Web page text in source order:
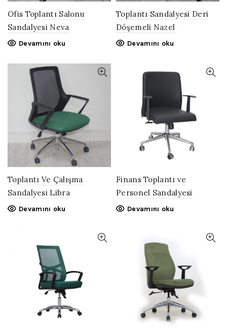
Ofis Toplantı Salonu
Sandalyesi Neva
Devamını oku
Toplantı Sandalyesi Deri
Döşemeli Nazel
Devamını oku
Toplantı Ve Çalışma
Sandalyesi Libra
Devamını oku
Finans Toplantı ve
Personel Sandalyesi
Devamını oku